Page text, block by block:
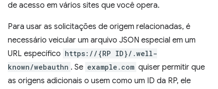
de acesso em vários sites que você opera.
Para usar as solicitações de origem relacionadas, é
necessário veicular um arquivo JSON especial em um
URL específico https://{RP ID}/.well-
known/webauthn . Se example.com quiser permitir que
as origens adicionais o usem como um ID da RP, ele